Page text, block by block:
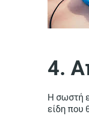
4.
Η σωστή
είδη που